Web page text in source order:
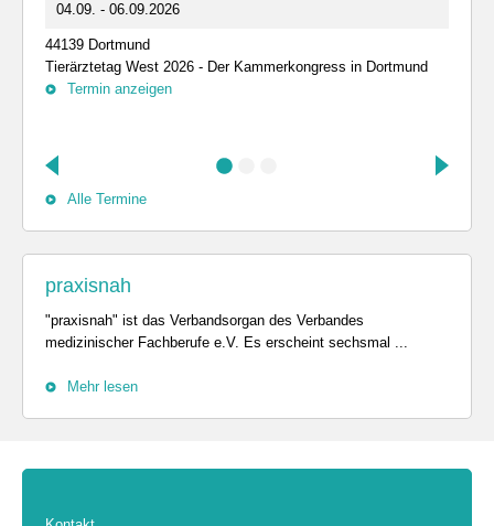
04.09. - 06.09.2026
44139 Dortmund
Tierärztetag West 2026 - Der Kammerkongress in Dortmund
Termin anzeigen
Alle Termine
praxisnah
"praxisnah" ist das Verbandsorgan des Verbandes
medizinischer Fachberufe e.V. Es erscheint sechsmal ...
Mehr lesen